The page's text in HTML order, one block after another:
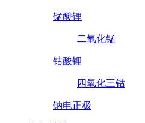
锰酸锂
二氧化锰
钴酸锂
四氧化三钴
钠电正极